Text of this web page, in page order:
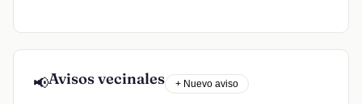
📢Avisos vecinales + Nuevo aviso